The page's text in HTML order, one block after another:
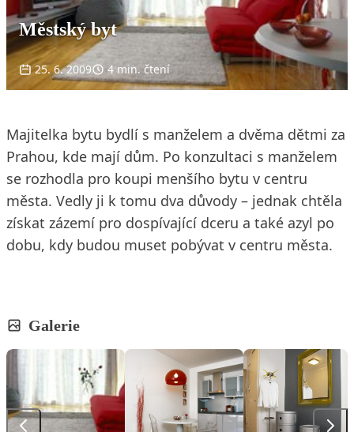
Městský byt
25. 6. 2009 4 min. čtení
Majitelka bytu bydlí s manželem a dvěma dětmi za
Prahou, kde mají dům. Po konzultaci s manželem
se rozhodla pro koupi menšího bytu v centru
města. Vedly ji k tomu dva důvody – jednak chtěla
získat zázemí pro dospívající dceru a také azyl po
dobu, kdy budou muset pobývat v centru města.
Galerie